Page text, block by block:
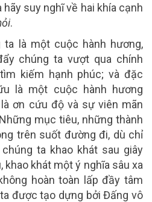
suy nghĩ về hai khía cạnh
.
ta là một cuộc hành hương,
chúng ta vượt qua chính
kiếm hạnh phúc; và đặc
là một cuộc hành hương
ơn cứu độ và sự viên mãn
mục tiêu, những thành
trên suốt đường đi, dù chỉ
ta khao khát sau giây
khao khát một ý nghĩa sâu xa
hoàn toàn lấp đầy tâm
được tạo dựng bởi Đấng vô